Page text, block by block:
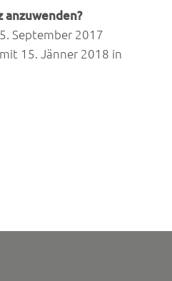
anzuwenden?
September 2017
15. Jänner 2018 in